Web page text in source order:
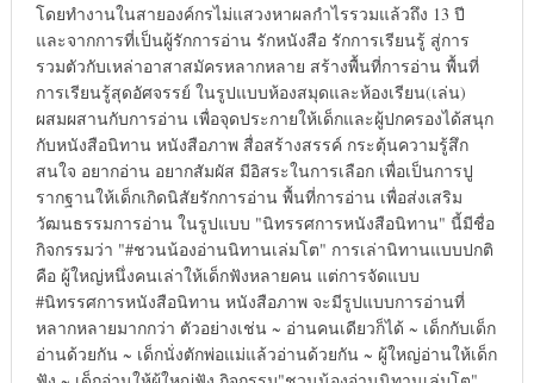
โดยทำงานในสายองค์กรไม่แสวงหาผลกำไรรวมแล้วถึง 13 ปี
และจากการที่เป็นผู้รักการอ่าน รักหนังสือ รักการเรียนรู้ สู่การ
รวมตัวกับเหล่าอาสาสมัครหลากหลาย สร้างพื้นที่การอ่าน พื้นที่
การเรียนรู้สุดอัศจรรย์ ในรูปแบบห้องสมุดและห้องเรียน(เล่น)
ผสมผสานกับการอ่าน เพื่อจุดประกายให้เด็กและผู้ปกครองได้สนุก
กับหนังสือนิทาน หนังสือภาพ สื่อสร้างสรรค์ กระตุ้นความรู้สึก
สนใจ อยากอ่าน อยากสัมผัส มีอิสระในการเลือก เพื่อเป็นการปู
รากฐานให้เด็กเกิดนิสัยรักการอ่าน พื้นที่การอ่าน เพื่อส่งเสริม
วัฒนธรรมการอ่าน ในรูปแบบ "นิทรรศการหนังสือนิทาน" นี้มีชื่อ
กิจกรรมว่า "#ชวนน้องอ่านนิทานเล่มโต" การเล่านิทานแบบปกติ
คือ ผู้ใหญ่หนึ่งคนเล่าให้เด็กฟังหลายคน แต่การจัดแบบ
#นิทรรศการหนังสือนิทาน หนังสือภาพ จะมีรูปแบบการอ่านที่
หลากหลายมากกว่า ตัวอย่างเช่น ~ อ่านคนเดียวก็ได้ ~ เด็กกับเด็ก
อ่านด้วยกัน ~ เด็กนั่งตักพ่อแม่แล้วอ่านด้วยกัน ~ ผู้ใหญ่อ่านให้เด็ก